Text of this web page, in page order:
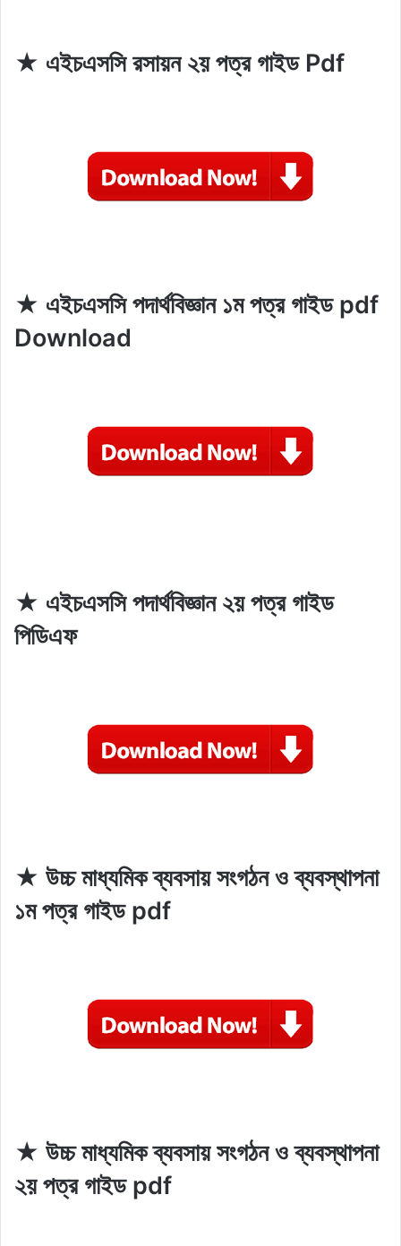
★ এইচএসসি রসায়ন ২য় পত্র গাইড Pdf
★ এইচএসসি পদার্থবিজ্ঞান ১ম পত্র গাইড pdf
Download
★ এইচএসসি পদার্থবিজ্ঞান ২য় পত্র গাইড
পিডিএফ
★ উচ্চ মাধ্যমিক ব্যবসায় সংগঠন ও ব্যবস্থাপনা
১ম পত্র গাইড pdf
★ উচ্চ মাধ্যমিক ব্যবসায় সংগঠন ও ব্যবস্থাপনা
২য় পত্র গাইড pdf